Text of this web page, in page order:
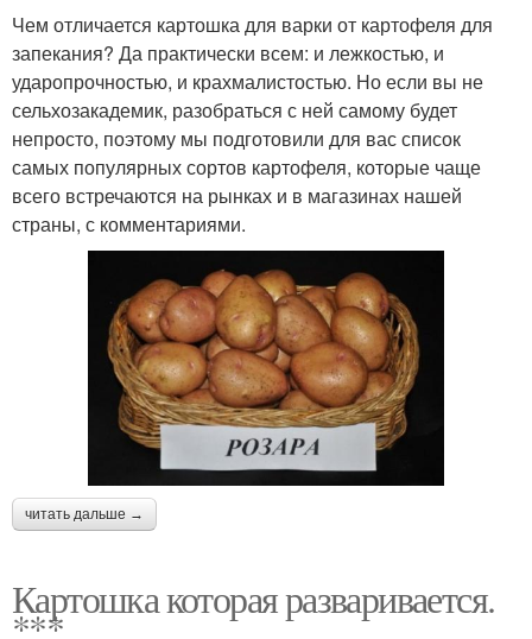
Чем отличается картошка для варки от картофеля для
запекания? Да практически всем: и лежкостью, и
ударопрочностью, и крахмалистостью. Но если вы не
сельхозакадемик, разобраться с ней самому будет
непросто, поэтому мы подготовили для вас список
самых популярных сортов картофеля, которые чаще
всего встречаются на рынках и в магазинах нашей
страны, с комментариями.
читать дальше →
Картошка которая разваривается.
***